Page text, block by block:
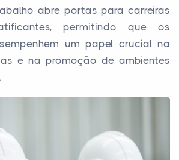
abre portas para carreiras
permitindo que os
um papel crucial na
e na promoção de ambientes